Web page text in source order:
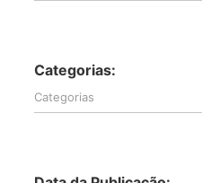
Categorias: